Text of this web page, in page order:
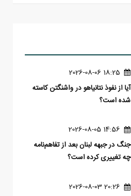
18:25 2026-08-06
آیا از نفوذ نتانیاهو در واشنگتن کاسته
شده است؟
14:56 2026-08-05
جنگ در جبهه لبنان بعد از تفاهم‌نامه
چه تغییری کرده است؟
20:26 2026-08-03